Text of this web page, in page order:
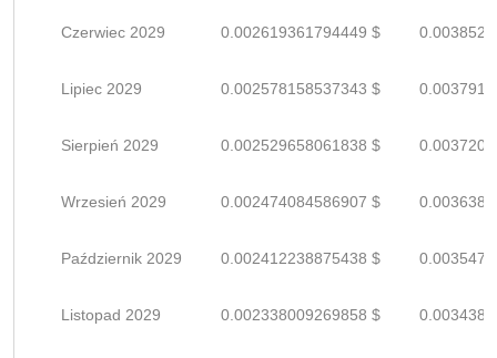
Czerwiec 2029 0.002619361794449 $
Lipiec 2029 0.002578158537343 $
Sierpień 2029 0.002529658061838 $
Wrzesień 2029 0.002474084586907 $
Październik 2029 0.002412238875438 $
Listopad 2029 0.002338009269858 $